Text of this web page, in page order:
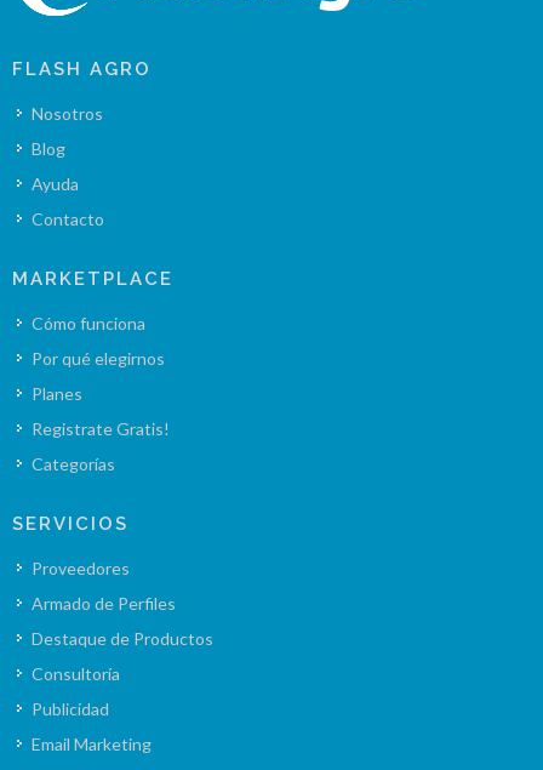
FLASH AGRO
Nosotros
Blog
Ayuda
Contacto
MARKETPLACE
Cómo funciona
Por qué elegirnos
Planes
Registrate Gratis!
Categorías
SERVICIOS
Proveedores
Armado de Perfiles
Destaque de Productos
Consultoría
Publicidad
Email Marketing